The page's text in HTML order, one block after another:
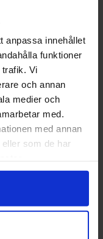
anpassa innehållet
funktioner
Vi
och annan
medier och
med.
med annan
som de har